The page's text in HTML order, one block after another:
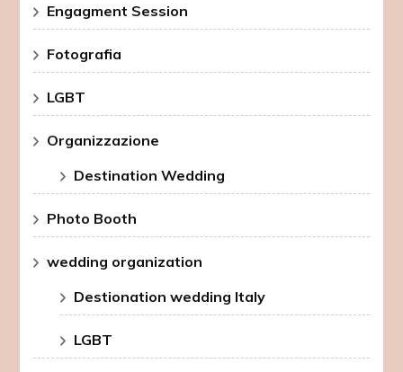
Engagment Session
Fotografia
LGBT
Organizzazione
Destination Wedding
Photo Booth
wedding organization
Destionation wedding Italy
LGBT